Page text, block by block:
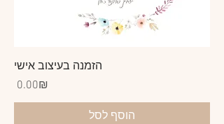
הזמנה בעיצוב אישי
Price‏0.00 ‏₪
הוסף לסל